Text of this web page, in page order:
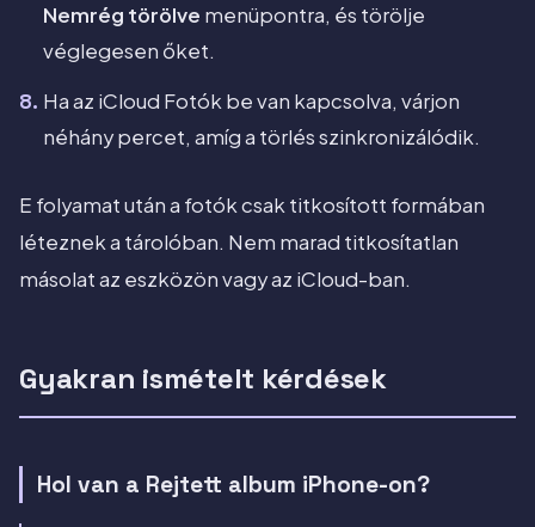
Nemrég törölve menüpontra, és törölje
véglegesen őket.
Ha az iCloud Fotók be van kapcsolva, várjon
néhány percet, amíg a törlés szinkronizálódik.
E folyamat után a fotók csak titkosított formában
léteznek a tárolóban. Nem marad titkosítatlan
másolat az eszközön vagy az iCloud-ban.
Gyakran ismételt kérdések
Hol van a Rejtett album iPhone-on?